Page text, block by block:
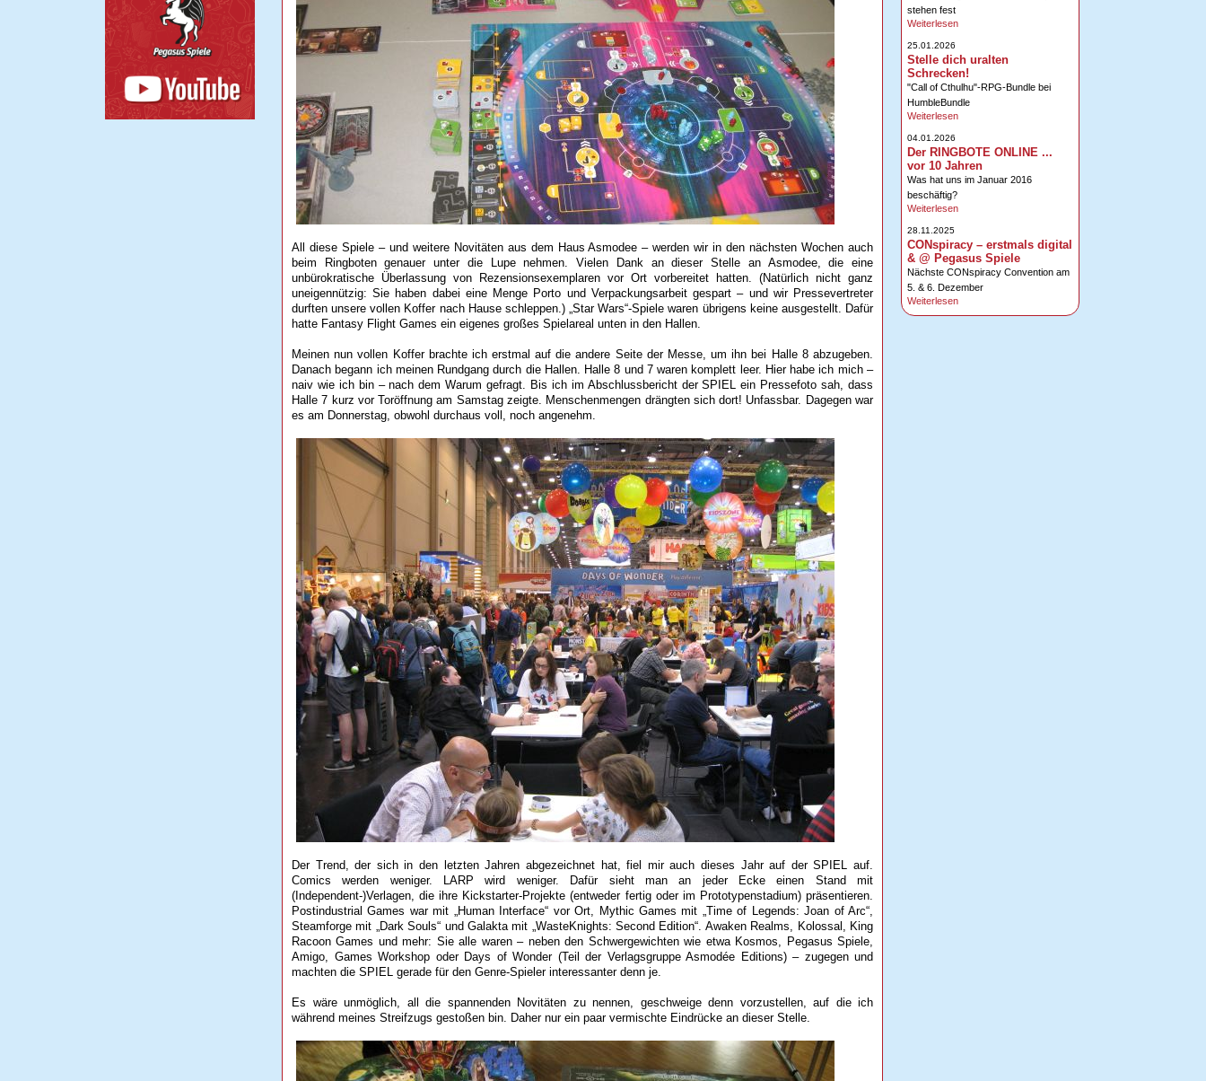
All diese Spiele – und weitere Novitäten aus dem Haus Asmodee – werden wir in den nächsten Wochen auch
beim Ringboten genauer unter die Lupe nehmen. Vielen Dank an dieser Stelle an Asmodee, die eine
unbürokratische Überlassung von Rezensionsexemplaren vor Ort vorbereitet hatten. (Natürlich nicht ganz
uneigennützig: Sie haben dabei eine Menge Porto und Verpackungsarbeit gespart – und wir Pressevertreter
durften unsere vollen Koffer nach Hause schleppen.) „Star Wars“-Spiele waren übrigens keine ausgestellt. Dafür
hatte Fantasy Flight Games ein eigenes großes Spielareal unten in den Hallen.
Meinen nun vollen Koffer brachte ich erstmal auf die andere Seite der Messe, um ihn bei Halle 8 abzugeben.
Danach begann ich meinen Rundgang durch die Hallen. Halle 8 und 7 waren komplett leer. Hier habe ich mich –
naiv wie ich bin – nach dem Warum gefragt. Bis ich im Abschlussbericht der SPIEL ein Pressefoto sah, dass
Halle 7 kurz vor Toröffnung am Samstag zeigte. Menschenmengen drängten sich dort! Unfassbar. Dagegen war
es am Donnerstag, obwohl durchaus voll, noch angenehm.
Der Trend, der sich in den letzten Jahren abgezeichnet hat, fiel mir auch dieses Jahr auf der SPIEL auf.
Comics werden weniger. LARP wird weniger. Dafür sieht man an jeder Ecke einen Stand mit
(Independent-)Verlagen, die ihre Kickstarter-Projekte (entweder fertig oder im Prototypenstadium) präsentieren.
Postindustrial Games war mit „Human Interface“ vor Ort, Mythic Games mit „Time of Legends: Joan of Arc“,
Steamforge mit „Dark Souls“ und Galakta mit „WasteKnights: Second Edition“. Awaken Realms, Kolossal, King
Racoon Games und mehr: Sie alle waren – neben den Schwergewichten wie etwa Kosmos, Pegasus Spiele,
Amigo, Games Workshop oder Days of Wonder (Teil der Verlagsgruppe Asmodée Editions) – zugegen und
machten die SPIEL gerade für den Genre-Spieler interessanter denn je.
Es wäre unmöglich, all die spannenden Novitäten zu nennen, geschweige denn vorzustellen, auf die ich
während meines Streifzugs gestoßen bin. Daher nur ein paar vermischte Eindrücke an dieser Stelle.
stehen fest
Weiterlesen
25.01.2026
Stelle dich uralten
Schrecken!
"Call of Cthulhu"-RPG-Bundle bei
HumbleBundle
Weiterlesen
04.01.2026
Der RINGBOTE ONLINE ...
vor 10 Jahren
Was hat uns im Januar 2016
beschäftig?
Weiterlesen
28.11.2025
CONspiracy – erstmals digital
& @ Pegasus Spiele
Nächste CONspiracy Convention am
5. & 6. Dezember
Weiterlesen